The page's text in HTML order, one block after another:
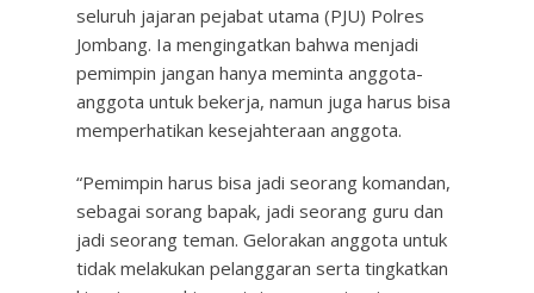
seluruh jajaran pejabat utama (PJU) Polres
Jombang. Ia mengingatkan bahwa menjadi
pemimpin jangan hanya meminta anggota-
anggota untuk bekerja, namun juga harus bisa
memperhatikan kesejahteraan anggota.
“Pemimpin harus bisa jadi seorang komandan,
sebagai sorang bapak, jadi seorang guru dan
jadi seorang teman. Gelorakan anggota untuk
tidak melakukan pelanggaran serta tingkatkan